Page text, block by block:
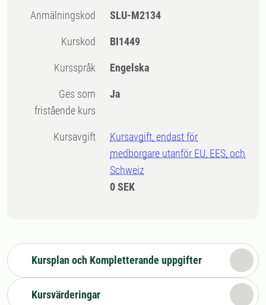
Anmälningskod SLU-M2134
Kurskod BI1449
Kursspråk Engelska
Ges som
fristående kurs
Ja
Kursavgift
Kursavgift, endast för
medborgare utanför EU, EES, och
Schweiz
0 SEK
Kursplan och Kompletterande uppgifter
Kursvärderingar